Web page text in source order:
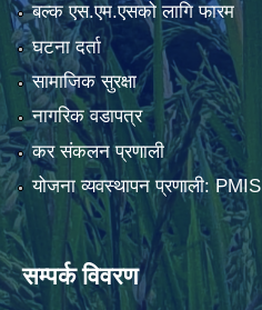
बल्क एस.एम.एसको लागि फारम
घटना दर्ता
सामाजिक सुरक्षा
नागरिक वडापत्र
कर संकलन प्रणाली
योजना व्यवस्थापन प्रणाली: PMIS
सम्पर्क विवरण